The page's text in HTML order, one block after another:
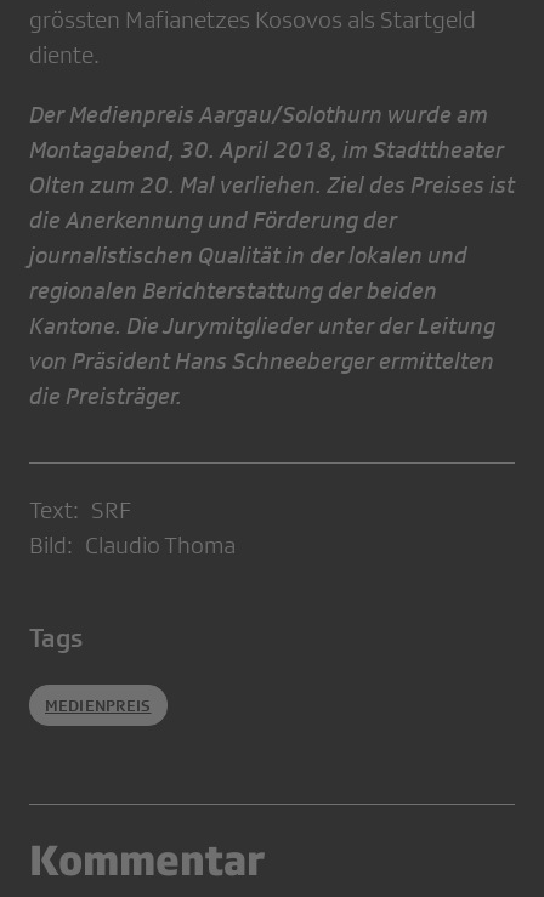
grössten Mafianetzes Kosovos als Startgeld
diente.
Der Medienpreis Aargau/Solothurn wurde am
Montagabend, 30. April 2018, im Stadttheater
Olten zum 20. Mal verliehen. Ziel des Preises ist
die Anerkennung und Förderung der
journalistischen Qualität in der lokalen und
regionalen Berichterstattung der beiden
Kantone. Die Jurymitglieder unter der Leitung
von Präsident Hans Schneeberger ermittelten
die Preisträger.
Text: SRF
Bild: Claudio Thoma
Tags
MEDIENPREIS
Kommentar